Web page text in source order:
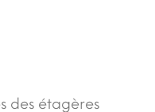
des étagères